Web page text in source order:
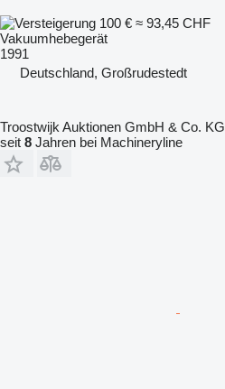
100 € ≈ 93,45 CHF
Vakuumhebegerät
1991
Deutschland, Großrudestedt
Troostwijk Auktionen GmbH & Co. KG
seit 8 Jahren bei Machineryline